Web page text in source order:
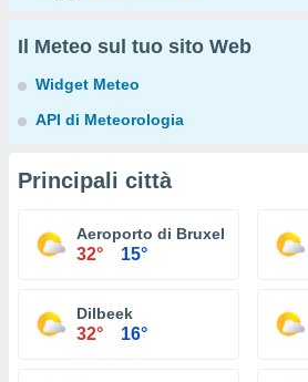
Il Meteo sul tuo sito Web
Widget Meteo
API di Meteorologia
Principali città
Aeroporto di Bruxelles-National
32° 15°
Dilbeek
32° 16°